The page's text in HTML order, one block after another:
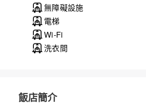
無障礙設施
電梯
Wi-Fi
洗衣間
飯店簡介